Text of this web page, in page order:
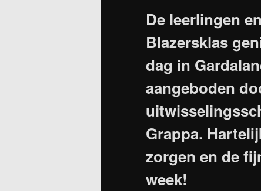
De leerlingen
Blazersklas
dag in
aangeboden
Grappa.
zorgen en de
week!